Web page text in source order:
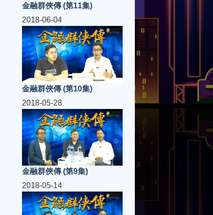
金融群俠傳 (第11集)
2018-06-04
金融群俠傳 (第10集)
2018-05-28
金融群俠傳 (第9集)
2018-05-14